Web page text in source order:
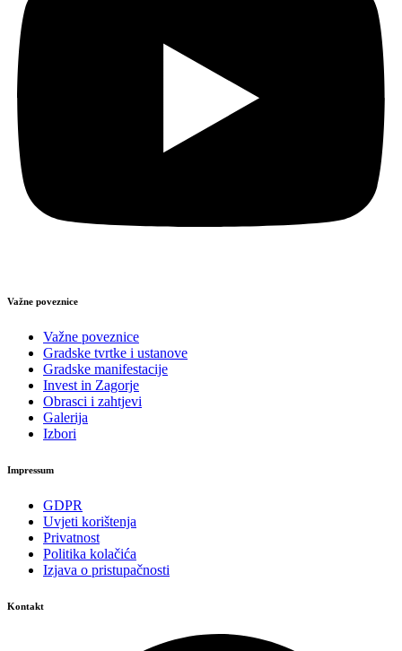
Važne poveznice
Važne poveznice
Gradske tvrtke i ustanove
Gradske manifestacije
Invest in Zagorje
Obrasci i zahtjevi
Galerija
Izbori
Impressum
GDPR
Uvjeti korištenja
Privatnost
Politika kolačića
Izjava o pristupačnosti
Kontakt